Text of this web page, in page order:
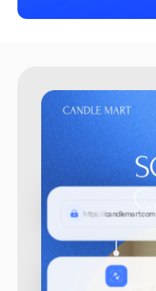
https://candlemart.com